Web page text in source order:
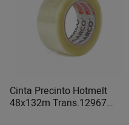
Cinta Precinto Hotmelt
48x132m Trans.12967